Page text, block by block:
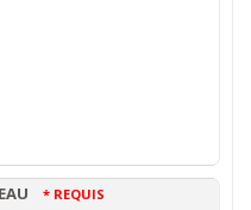
* REQUIS